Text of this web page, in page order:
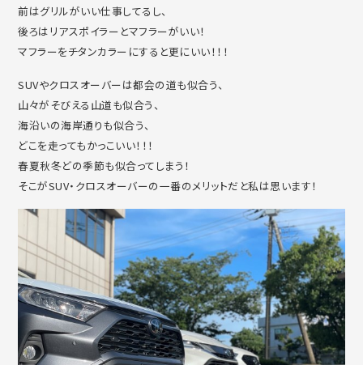
前はグリルがいい仕事してるし、
後ろはリアスポイラーとマフラーがいい！
マフラーをチタンカラーにすると更にいい！！！
SUVやクロスオーバーは都会の道も似合う、
山々がそびえる山道も似合う、
海沿いの海岸通りも似合う、
どこを走ってもかっこいい！！！
春夏秋冬どの季節も似合ってしまう！
そこがSUV・クロスオーバーの一番のメリットだと私は思います！